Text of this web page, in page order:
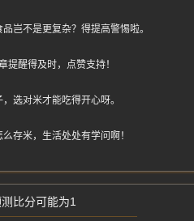
岂不是更复杂？得提高警惕啦。
醒得及时，点赞支持！
选对米才能吃得开心呀。
存米，生活处处有学问啊！
比分可能为1